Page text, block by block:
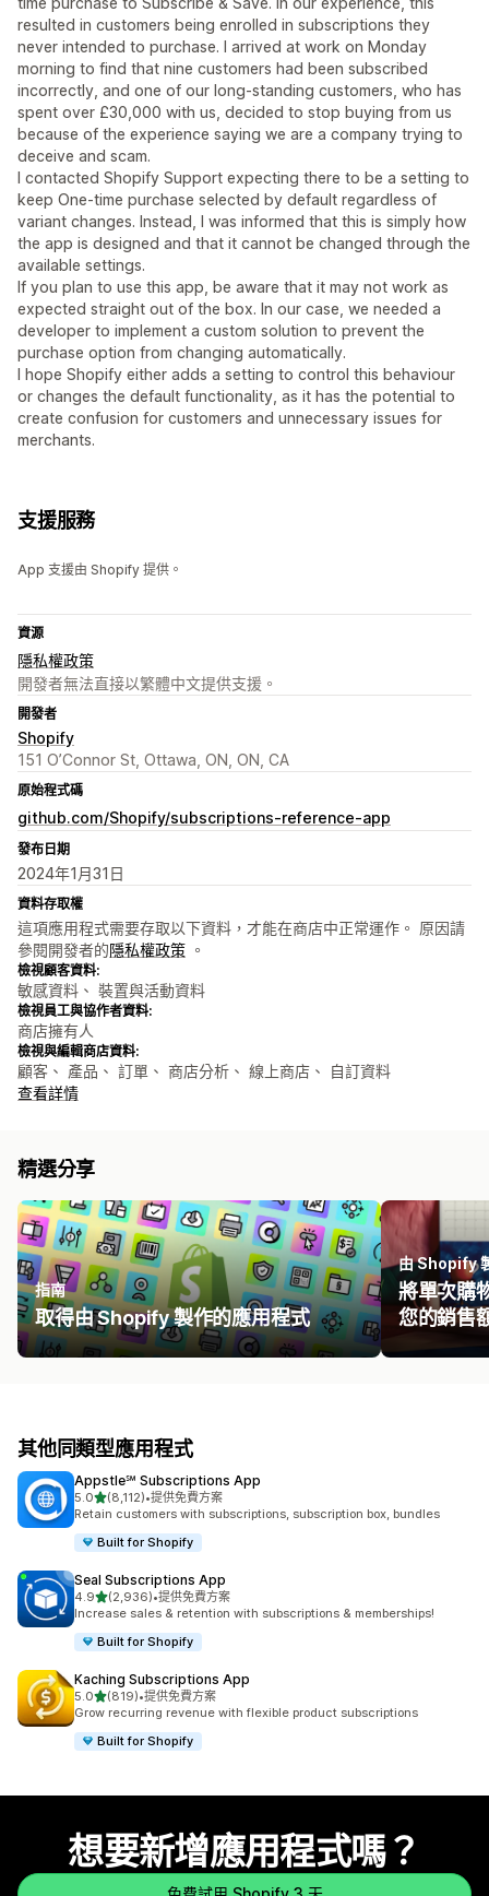
resulted in customers being enrolled in subscriptions they
never intended to purchase. I arrived at work on Monday
morning to find that nine customers had been subscribed
incorrectly, and one of our long-standing customers, who has
spent over £30,000 with us, decided to stop buying from us
because of the experience saying we are a company trying to
deceive and scam.
I contacted Shopify Support expecting there to be a setting to
keep One-time purchase selected by default regardless of
variant changes. Instead, I was informed that this is simply how
the app is designed and that it cannot be changed through the
available settings.
If you plan to use this app, be aware that it may not work as
expected straight out of the box. In our case, we needed a
developer to implement a custom solution to prevent the
purchase option from changing automatically.
I hope Shopify either adds a setting to control this behaviour
or changes the default functionality, as it has the potential to
create confusion for customers and unnecessary issues for
merchants.
支援服務
App 支援由 Shopify 提供。
資源
隱私權政策
開發者無法直接以繁體中文提供支援。
開發者
Shopify
151 O’Connor St, Ottawa, ON, ON, CA
原始程式碼
github.com/Shopify/subscriptions-reference-app
發布日期
2024年1月31日
資料存取權
這項應用程式需要存取以下資料，才能在商店中正常運作。 原因請
參閱開發者的隱私權政策 。
檢視顧客資料:
敏感資料、 裝置與活動資料
檢視員工與協作者資料:
商店擁有人
檢視與編輯商店資料:
顧客、 產品、 訂單、 商店分析、 線上商店、 自訂資料
查看詳情
精選分享
指南
取得由 Shopify 製作的應用程式
由 Shopify
將單次購
您的銷售
其他同類型應用程式
Appstle℠ Subscriptions App
5.0滿分 5 顆星
(8,112)
共有 8112 則評價
•提供免費方案
Retain customers with subscriptions, subscription box, bundles
Built for Shopify
Seal Subscriptions App
4.9滿分 5 顆星
(2,936)
共有 2936 則評價
•提供免費方案
Increase sales & retention with subscriptions & memberships!
Built for Shopify
Kaching Subscriptions App
5.0滿分 5 顆星
(819)
共有 819 則評價
•提供免費方案
Grow recurring revenue with flexible product subscriptions
Built for Shopify
想要新增應用程式嗎？